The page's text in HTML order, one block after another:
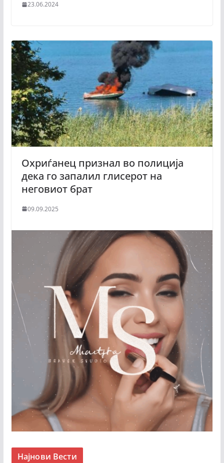
23.06.2024
Охриѓанец признал во полиција
дека го запалил глисерот на
неговиот брат
09.09.2025
Најнови Вести